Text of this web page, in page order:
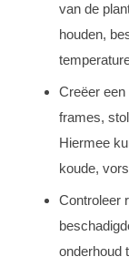
van de
houden,
Creëer
frames,
Hiermee
koude,
Controleer
onderhoud